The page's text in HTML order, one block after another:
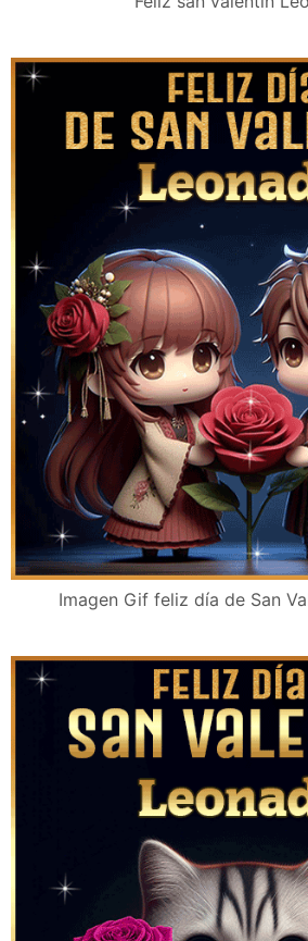
Imagen Gif feliz día de San